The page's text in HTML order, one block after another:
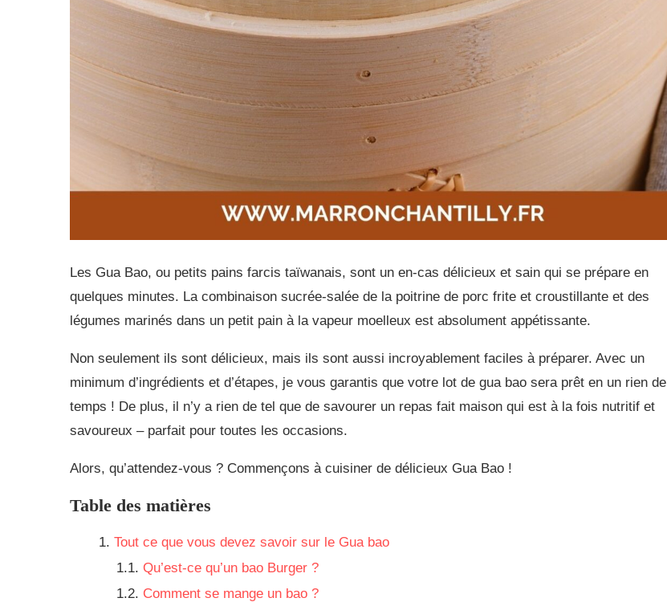
Les Gua Bao, ou petits pains farcis taïwanais, sont un en-cas délicieux et sain qui se prépare en
quelques minutes. La combinaison sucrée-salée de la poitrine de porc frite et croustillante et des
légumes marinés dans un petit pain à la vapeur moelleux est absolument appétissante.
Non seulement ils sont délicieux, mais ils sont aussi incroyablement faciles à préparer. Avec un
minimum d’ingrédients et d’étapes, je vous garantis que votre lot de gua bao sera prêt en un rien de
temps ! De plus, il n’y a rien de tel que de savourer un repas fait maison qui est à la fois nutritif et
savoureux – parfait pour toutes les occasions.
Alors, qu’attendez-vous ? Commençons à cuisiner de délicieux Gua Bao !
Table des matières
Tout ce que vous devez savoir sur le Gua bao
Qu’est-ce qu’un bao Burger ?
Comment se mange un bao ?